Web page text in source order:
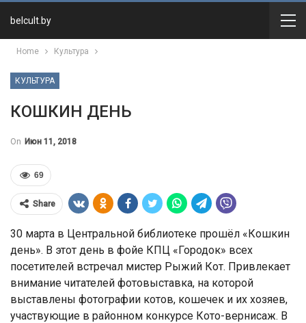
belcult.by
Home Культура
КУЛЬТУРА
КОШКИН ДЕНЬ
On Июн 11, 2018
69
Share
30 марта в Центральной библиотеке прошёл «Кошкин
день». В этот день в фойе КПЦ «Городок» всех
посетителей встречал мистер Рыжий Кот. Привлекает
внимание читателей фотовыставка, на которой
выставлены фотографии котов, кошечек и их хозяев,
участвующие в районном конкурсе Кото-вернисаж. В